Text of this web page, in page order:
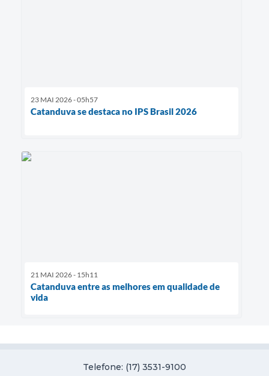
23 MAI 2026 - 05h57
Catanduva se destaca no IPS Brasil 2026
21 MAI 2026 - 15h11
Catanduva entre as melhores em qualidade de
vida
Telefone: (17) 3531-9100